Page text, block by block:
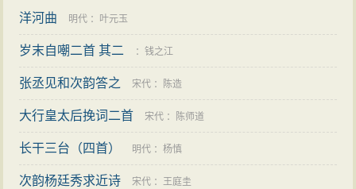
洋河曲 明代 ： 叶元玉
岁末自嘲二首 其二 ：钱之江
张丞见和次韵答之 宋代 ： 陈造
大行皇太后挽词二首 宋代 ： 陈师道
长干三台（四首） 明代 ：杨慎
次韵杨廷秀求近诗 宋代 ：王庭圭